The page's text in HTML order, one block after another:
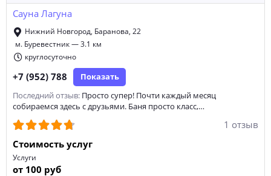
массажное кресло
инфракрасная парная
парная на 3 человека парная на 20 человек
кедровая бочка прорубь
Сауна Лагуна
Нижний Новгород, Баранова, 22
м. Буревестник — 3.1 км
круглосуточно
+7 (952) 788 Показать
Последний отзыв: Просто супер! Почти каждый месяц
собираемся здесь с друзьями. Баня просто класс,…
1 отзыв
Стоимость услуг
Услуги
от 100 руб